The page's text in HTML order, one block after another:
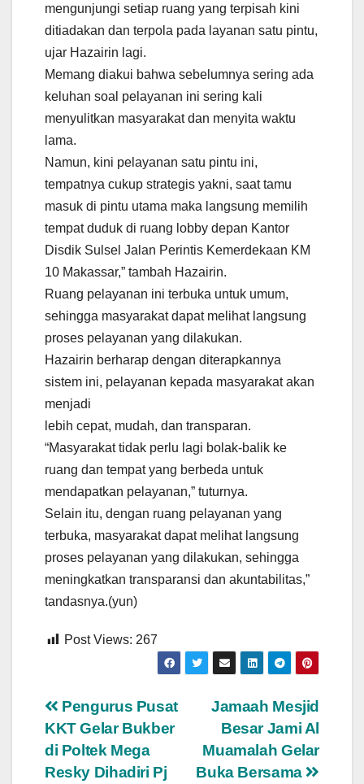
mengunjungi setiap ruang yang terpisah kini
ditiadakan dan terpola pada layanan satu pintu,
ujar Hazairin lagi.
Memang diakui bahwa sebelumnya sering ada
keluhan soal pelayanan ini sering kali
menyulitkan masyarakat dan menyita waktu
lama.
Namun, kini pelayanan satu pintu ini,
tempatnya cukup strategis yakni, saat tamu
masuk di pintu utama maka langsung memilih
tempat duduk di ruang lobby depan Kantor
Disdik Sulsel Jalan Perintis Kemerdekaan KM
10 Makassar,” tambah Hazairin.
Ruang pelayanan ini terbuka untuk umum,
sehingga masyarakat dapat melihat langsung
proses pelayanan yang dilakukan.
Hazairin berharap dengan diterapkannya
sistem ini, pelayanan kepada masyarakat akan
menjadi
lebih cepat, mudah, dan transparan.
“Masyarakat tidak perlu lagi bolak-balik ke
ruang dan tempat yang berbeda untuk
mendapatkan pelayanan,” tuturnya.
Selain itu, dengan ruang pelayanan yang
terbuka, masyarakat dapat melihat langsung
proses pelayanan yang dilakukan, sehingga
meningkatkan transparansi dan akuntabilitas,”
tandasnya.(yun)
Post Views: 267
Navigasi
pos
Jamaah Mesjid
Besar Jami Al
Muamalah Gelar
Buka Bersama
Pengurus Pusat
KKT Gelar Bukber
di Poltek Mega
Resky Dihadiri Pj